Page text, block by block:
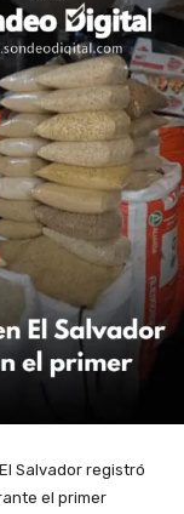
Salvador registró
el primer